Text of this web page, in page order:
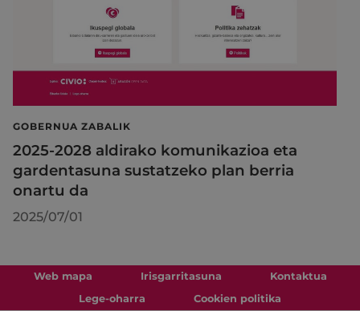
GOBERNUA ZABALIK
2025-2028 aldirako komunikazioa eta
gardentasuna sustatzeko plan berria
onartu da
2025/07/01
Web mapa Irisgarritasuna
Kontaktua
Lege-oharra
Cookien politika